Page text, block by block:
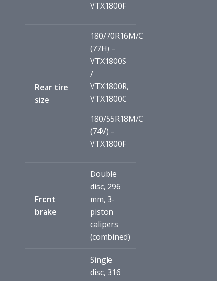
VTX1800F
Rear tire
size
180/70R16M/C
(77H) –
VTX1800S
/
VTX1800R,
VTX1800C
180/55R18M/C
(74V) –
VTX1800F
Front
brake
Double
disc, 296
mm, 3-
piston
calipers
(combined)
Single
disc, 316